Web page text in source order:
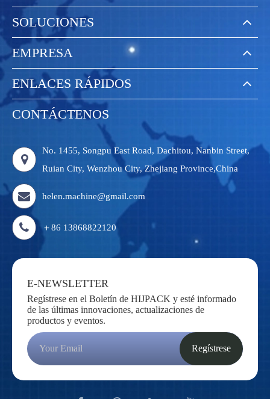
SOLUCIONES
EMPRESA
ENLACES RÁPIDOS
CONTÁCTENOS
No. 1455, Songpu East Road, Dachitou, Nanbin Street,
Ruian City, Wenzhou City, Zhejiang Province,China
helen.machine@gmail.com
＋86 13868822120
E-NEWSLETTER
Regístrese en el Boletín de HIJPACK y esté informado
de las últimas innovaciones, actualizaciones de
productos y eventos.
Regístrese